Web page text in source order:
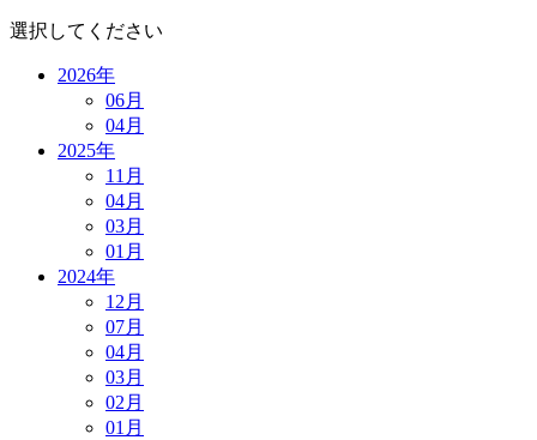
選択してください
2026年
06月
04月
2025年
11月
04月
03月
01月
2024年
12月
07月
04月
03月
02月
01月